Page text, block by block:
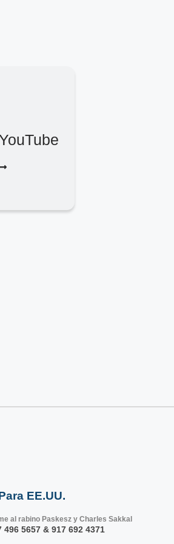
EE.UU.
al rabino Paskesz y Charles Sakkal
496 5657 & 917 692 4371